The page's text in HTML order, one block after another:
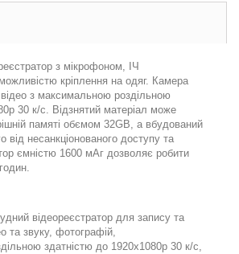
з мікрофоном, ІЧ
кріплення на одяг. Камера
з максимальною роздільною
30 к/с. Відзнятий матеріал може
памяті обємом 32GB, а вбудований
від несанкціонованого доступу та
ємністю 1600 мАг дозволяє робити
відеореєстратор для запису та
та звуку, фотографій,
здатністю до 1920x1080p 30 к/с,